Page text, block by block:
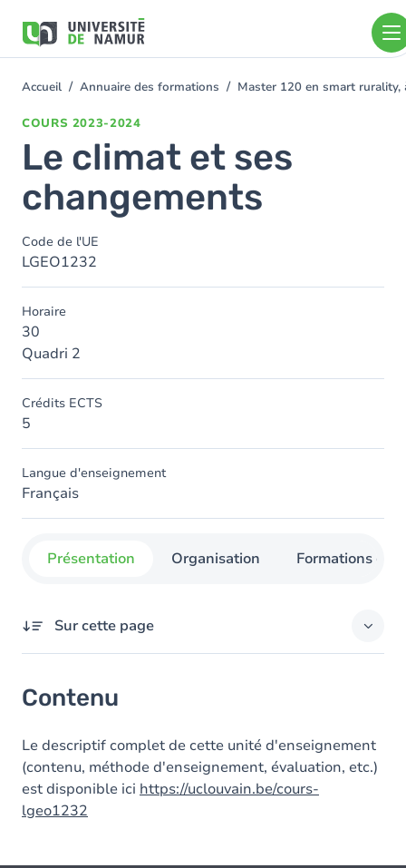
contenu
You
Accueil Annuaire des formations Master 120 en smart
COURS 2023-2024
Le climat et ses
changements
Code de l'UE
LGEO1232
Horaire
30
Quadri 2
Crédits ECTS
5
Langue d'enseignement
Français
Présentation Organisation Formations
Sur cette page
Contenu
Le descriptif complet de cette unité d'enseignement
(contenu, méthode d'enseignement, évaluation, etc.)
est disponible ici https://uclouvain.be/cours-
lgeo1232